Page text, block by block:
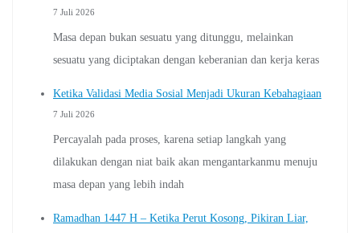
7 Juli 2026
Masa depan bukan sesuatu yang ditunggu, melainkan
sesuatu yang diciptakan dengan keberanian dan kerja keras
Ketika Validasi Media Sosial Menjadi Ukuran Kebahagiaan
7 Juli 2026
Percayalah pada proses, karena setiap langkah yang
dilakukan dengan niat baik akan mengantarkanmu menuju
masa depan yang lebih indah
Ramadhan 1447 H – Ketika Perut Kosong, Pikiran Liar,